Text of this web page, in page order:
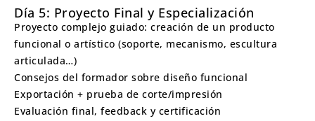
Día 5: Proyecto Final y Especialización
Proyecto complejo guiado: creación de un producto
funcional o artístico (soporte, mecanismo, escultura
articulada…)
Consejos del formador sobre diseño funcional
Exportación + prueba de corte/impresión
Evaluación final, feedback y certificación